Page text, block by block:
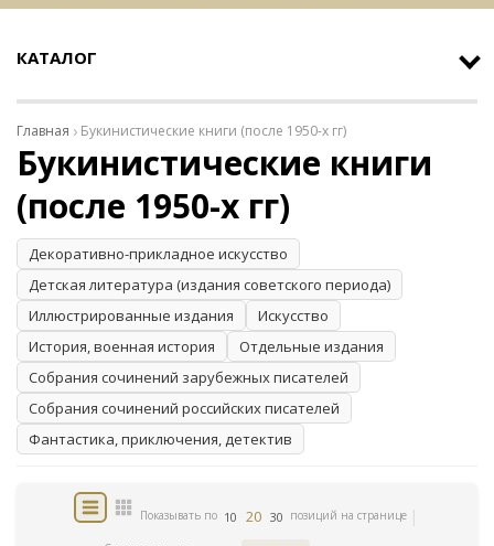
КАТАЛОГ
Главная Букинистические книги (после 1950-х гг)
Букинистические книги
(после 1950-х гг)
Декоративно-прикладное искусство
Детская литература (издания советского периода)
Иллюстрированные издания
Искусство
История, военная история
Отдельные издания
Собрания сочинений зарубежных писателей
Собрания сочинений российских писателей
Фантастика, приключения, детектив
Показывать по 10 20 30 позиций на странице